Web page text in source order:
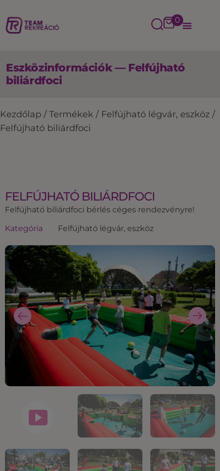
0
Eszközinformációk — Felfújható
biliárdfoci
Kezdőlap / Termékek / Felfújható légvár, eszköz /
Felfújható biliárdfoci
FELFÚJHATÓ BILIÁRDFOCI
Felfújható biliárdfoci bérlés céges rendezvényre!
Kategória Felfújható légvár, eszköz